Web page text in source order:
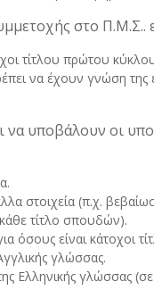
στο Π.Μ.Σ..
τίτλου πρώτου
να έχουν γνώση της
να υποβάλουν οι
στοιχεία (π.χ.
τίτλο σπουδών).
όσους είναι κάτοχοι
γλώσσας.
Ελληνικής γλώσσας